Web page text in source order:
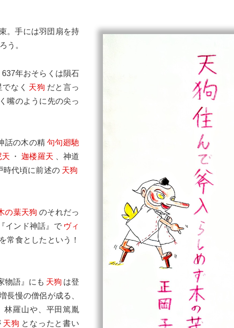
。手には羽団扇を持
う。
年おそらくは隕石
なく 天狗 だと言っ
嘴のように先の尖っ
話の木の精 句句廻馳
天 ・ 迦楼羅天
、神道
時代頃に前述の 天狗
の葉天狗 のそれだっ
インド神話』で ヴィ
を常食としたという！
物語』にも 天狗 は登
長慢の僧侶が成る、
林羅山や、平田篤胤
天狗 となったと書い